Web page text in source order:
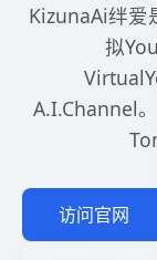
KizunaAi绊爱
拟
A.I.Channel
访问官网